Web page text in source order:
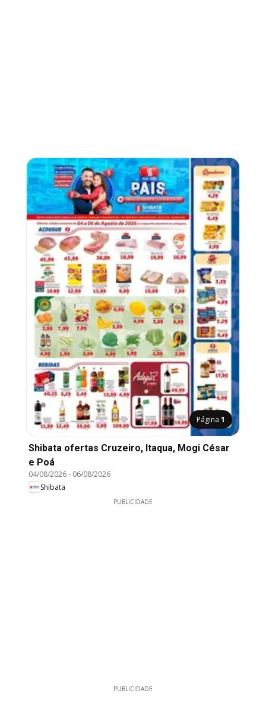
Página 1
Shibata ofertas Cruzeiro, Itaqua, Mogi César
e Poá
04/08/2026- 06/08/2026
Shibata
PUBLICIDADE
PUBLICIDADE